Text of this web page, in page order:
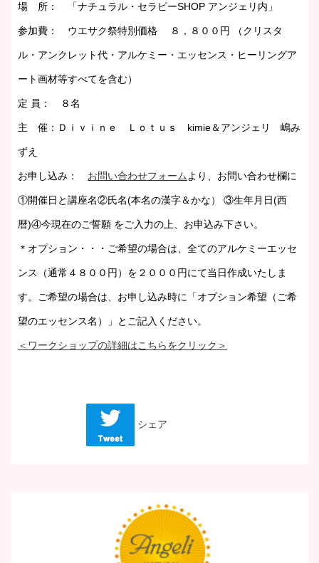
場 所： 「ナチュラル・セラピーSHOP アンジェリ内」
参加費： ウエサク祭特別価格 ８，８００円 （クリスタ
ル・アンクレット代・アルケミー・エッセンス・ヒーリングア
ート画材等すべてを含む）
定 員： ８名
主 催：Ｄｉｖｉｎｅ Ｌｏｔｕｓ kimie＆アンジェリ 嶋み
ずえ
お申し込み： お問い合わせフォーム より、お問い合わせ欄に
①開催日と講座名②氏名(本名の漢字＆かな） ③生年月日(西
暦)④今現在のご誓願 をご入力の上、お申込み下さい。
＊オプション・・・ご希望の場合は、全てのアルケミーエッセ
ンス（通常４８００円）を２０００円にて当日作成いたしま
す。ご希望の場合は、お申し込み時に「オプション希望（ご希
望のエッセンス名）」とご記入ください。
＜ワークショップの詳細はこちらをクリック＞
シェア